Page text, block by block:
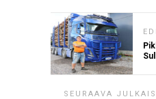
SEURAAVA